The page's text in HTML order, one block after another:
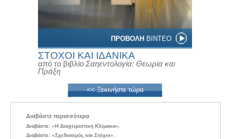
ΠΡΟΒΟΛΗ ΒΙΝΤΕΟ
ΣΤΟΧΟΙ ΚΑΙ ΙΔΑΝΙΚΑ
από το βιβλίο Σαηεντολογία: Θεωρία και
Πράξη
<< Ξεκινήστε τώρα
Διαβάστε περισσότερα
Διαβάστε: «Η Διαχειριστική Κλίμακα».
Διαβάστε: «Σχεδιασμός και Στόχοι».